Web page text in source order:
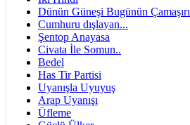
Dünün Güneşi Bugünün Çamaşırı
Cumhuru dışlayan...
Şentop Anayasa
Civata İle Somun..
Bedel
Has Tir Partisi
Uyanışla Uyuyuş
Arap Uyanışı
Üfleme